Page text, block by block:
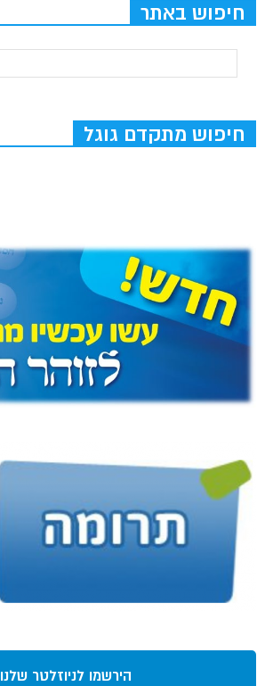
חיפוש באתר
חיפוש מתקדם גוגל
הירשמו לניוזלטר שלנו